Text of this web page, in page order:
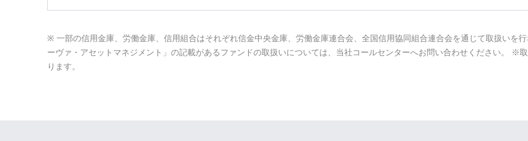
一部の信用金庫、労働金庫、信用組合はそれぞれ信金中央金庫、労働金庫連合会、全国信用協同組合連合会を通じて取扱いを
ーヴァ・アセットマネジメント」の記載があるファンドの取扱いについては、当社コールセンターへお問い合わせください。 ※
ります。